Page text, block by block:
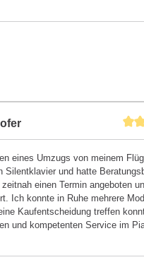
eines Umzugs von meinem
Silentklavier und hatte
einen Termin angeboten
Ich konnte in Ruhe mehrere
Kaufentscheidung treffen
und kompetenten Service im